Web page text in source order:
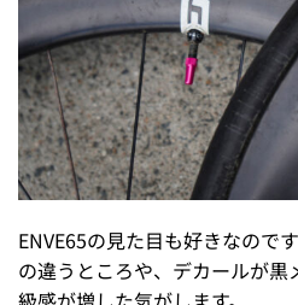
ENVE65の見た目も好きなので
の違うところや、デカールが